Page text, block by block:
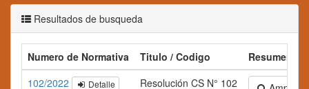
Resultados de busqueda
Numero de Normativa Titulo / Codigo
Resumen
102/2022
Detalle Resolución CS N° 102